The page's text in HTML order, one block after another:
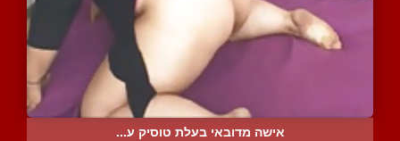
אישה מדובאי בעלת טוסיק ע...